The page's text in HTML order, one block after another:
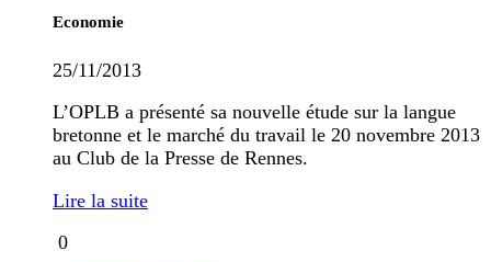
Economie
25/11/2013
L’OPLB a présenté sa nouvelle étude sur la langue
bretonne et le marché du travail le 20 novembre 2013
au Club de la Presse de Rennes.
Lire la suite
0